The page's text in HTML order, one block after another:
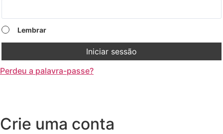
Lembrar
Iniciar sessão
Perdeu a palavra-passe?
Crie uma conta